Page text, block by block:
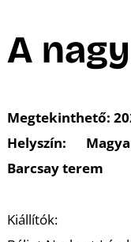
A
Megtekinthető:
Helyszín:
Barcsay terem
Kiállítók: